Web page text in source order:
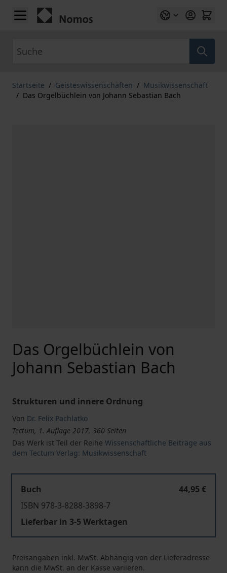
Zum Inhalt springen
Startseite / Geisteswissenschaften / Musikwissenschaft
/ Das Orgelbüchlein von Johann Sebastian Bach
Das Orgelbüchlein von
Johann Sebastian Bach
Strukturen und innere Ordnung
Von Dr. Felix Pachlatko
Tectum, 1. Auflage 2017, 360 Seiten
Das Werk ist Teil der Reihe Wissenschaftliche Beiträge aus
dem Tectum Verlag: Musikwissenschaft
Buch
44,95 €
ISBN 978-3-8288-3898-7
Lieferbar in 3-5 Werktagen
Preisangaben inkl. MwSt. Abhängig von der Lieferadresse
kann die MwSt. an der Kasse variieren.